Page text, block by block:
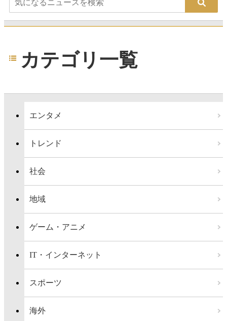
カテゴリ一覧
エンタメ
トレンド
社会
地域
ゲーム・アニメ
IT・インターネット
スポーツ
海外